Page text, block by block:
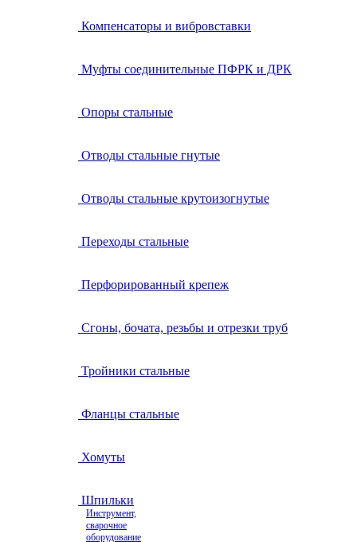
Компенсаторы и вибровставки
Муфты соединительные ПФРК и ДРК
Опоры стальные
Отводы стальные гнутые
Отводы стальные крутоизогнутые
Переходы стальные
Перфорированный крепеж
Сгоны, бочата, резьбы и отрезки труб
Тройники стальные
Фланцы стальные
Хомуты
Шпильки
Инструмент,
сварочное
оборудование